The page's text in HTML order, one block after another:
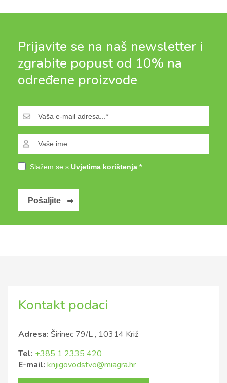
Prijavite se na naš newsletter i
zgrabite popust od 10% na
određene proizvode
Slažem se s Uvjetima korištenja
Pošaljite
Kontakt podaci
Adresa: Širinec 79/L , 10314 Križ
Tel: +385 1 2335 420
E-mail: knjigovodstvo@miagra.hr